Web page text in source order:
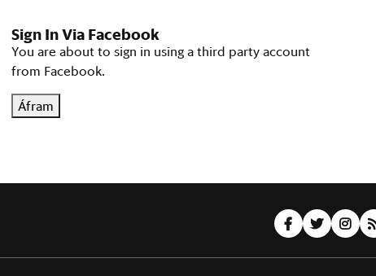
Sign In Via Facebook
You are about to sign in using a third party account
from Facebook.
Áfram